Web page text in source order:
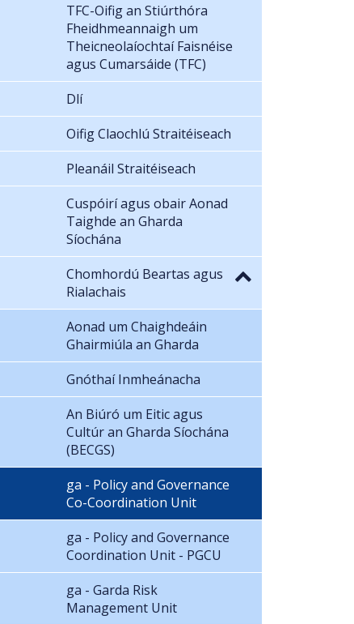
TFC-Oifig an Stiúrthóra
Fheidhmeannaigh um
Theicneolaíochtaí Faisnéise
agus Cumarsáide (TFC)
Dlí
Oifig Claochlú Straitéiseach
Pleanáil Straitéiseach
Cuspóirí agus obair Aonad
Taighde an Gharda
Síochána
Chomhordú Beartas agus
Rialachais
Aonad um Chaighdeáin
Ghairmiúla an Gharda
Gnóthaí Inmheánacha
An Biúró um Eitic agus
Cultúr an Gharda Síochána
(BECGS)
ga - Policy and Governance
Co-Coordination Unit
ga - Policy and Governance
Coordination Unit - PGCU
ga - Garda Risk
Management Unit